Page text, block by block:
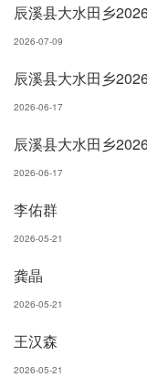
辰溪县大水田乡
2026-07-09
辰溪县大水田乡
2026-06-17
辰溪县大水田乡
2026-06-17
李佑群
2026-05-21
龚晶
2026-05-21
王汉森
2026-05-21